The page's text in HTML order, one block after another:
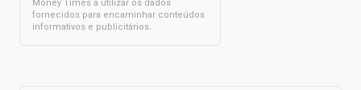
Money Times a utilizar os dados
fornecidos para encaminhar conteúdos
informativos e publicitários.